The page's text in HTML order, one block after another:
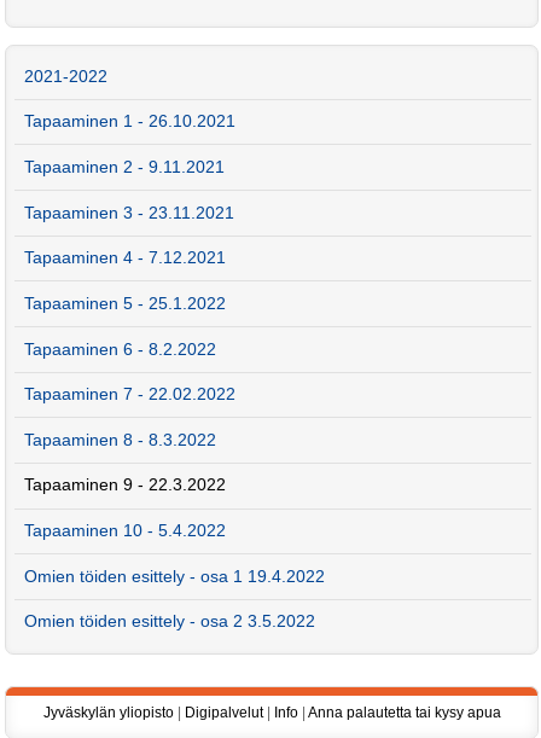
2021-2022
Tapaaminen 1 - 26.10.2021
Tapaaminen 2 - 9.11.2021
Tapaaminen 3 - 23.11.2021
Tapaaminen 4 - 7.12.2021
Tapaaminen 5 - 25.1.2022
Tapaaminen 6 - 8.2.2022
Tapaaminen 7 - 22.02.2022
Tapaaminen 8 - 8.3.2022
Tapaaminen 9 - 22.3.2022
Tapaaminen 10 - 5.4.2022
Omien töiden esittely - osa 1 19.4.2022
Omien töiden esittely - osa 2 3.5.2022
Jyväskylän yliopisto| Digipalvelut| Info| Anna palautetta tai kysy apua